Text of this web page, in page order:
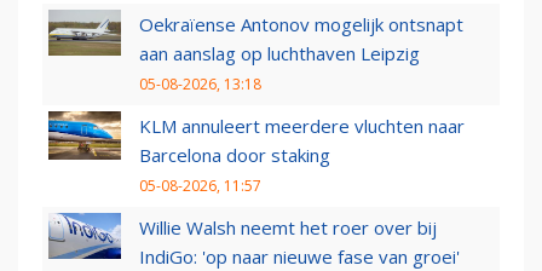
Oekraïense Antonov mogelijk ontsnapt
aan aanslag op luchthaven Leipzig
05-08-2026, 13:18
KLM annuleert meerdere vluchten naar
Barcelona door staking
05-08-2026, 11:57
Willie Walsh neemt het roer over bij
IndiGo: 'op naar nieuwe fase van groei'